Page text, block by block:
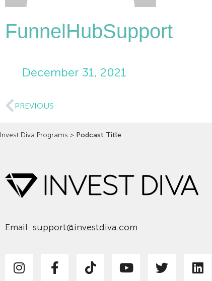
FunnelHubSupport
December 31, 2021
PREVIOUS
Invest Diva Programs > Podcast Title
Email: support@investdiva.com